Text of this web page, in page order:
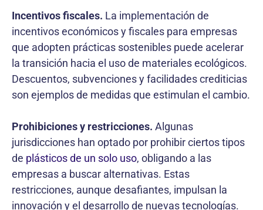
Incentivos fiscales. La implementación de
incentivos económicos y fiscales para empresas
que adopten prácticas sostenibles puede acelerar
la transición hacia el uso de materiales ecológicos.
Descuentos, subvenciones y facilidades crediticias
son ejemplos de medidas que estimulan el cambio.
Prohibiciones y restricciones. Algunas
jurisdicciones han optado por prohibir ciertos tipos
de plásticos de un solo uso, obligando a las
empresas a buscar alternativas. Estas
restricciones, aunque desafiantes, impulsan la
innovación y el desarrollo de nuevas tecnologías.